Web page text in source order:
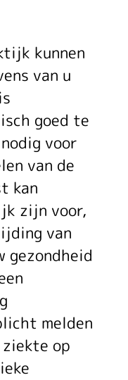
kunnen
van u
goed te
voor
van de
kan
zijn voor,
van
gezondheid
melden
op